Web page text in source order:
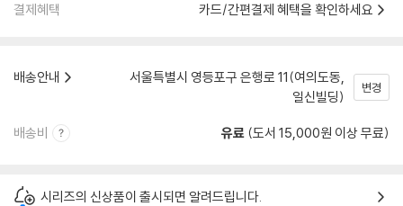
결제혜택 카드/간편결제 혜택을 확인하세요
배송안내
서울특별시 영등포구 은행로 11(여의도동,
일신빌딩)
변경
배송비 유료 (도서 15,000원 이상 무료)
시리즈의 신상품이 출시되면 알려드립니다.